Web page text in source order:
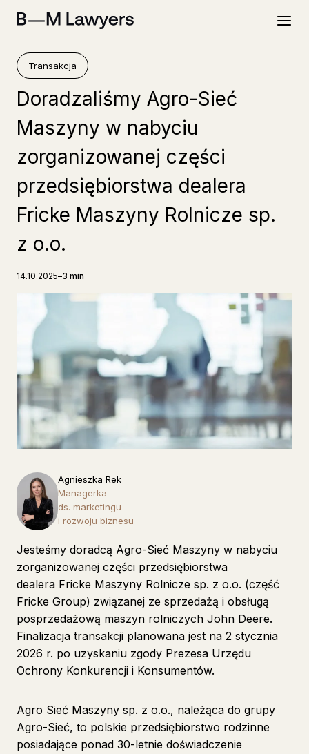
Transakcja
Doradzaliśmy Agro-Sieć
Maszyny w nabyciu
zorganizowanej części
przedsiębiorstwa dealera
Fricke Maszyny Rolnicze sp.
z o.o.
14.10.2025–3 min
Agnieszka Rek
Managerka
ds. marketingu
i rozwoju biznesu
Jesteśmy doradcą Agro-Sieć Maszyny w nabyciu
zorganizowanej części przedsiębiorstwa
dealera Fricke Maszyny Rolnicze sp. z o.o. (część
Fricke Group) związanej ze sprzedażą i obsługą
posprzedażową maszyn rolniczych John Deere.
Finalizacja transakcji planowana jest na 2 stycznia
2026 r. po uzyskaniu zgody Prezesa Urzędu
Ochrony Konkurencji i Konsumentów.
Agro Sieć Maszyny sp. z o.o., należąca do grupy
Agro-Sieć, to polskie przedsiębiorstwo rodzinne
posiadające ponad 30-letnie doświadczenie